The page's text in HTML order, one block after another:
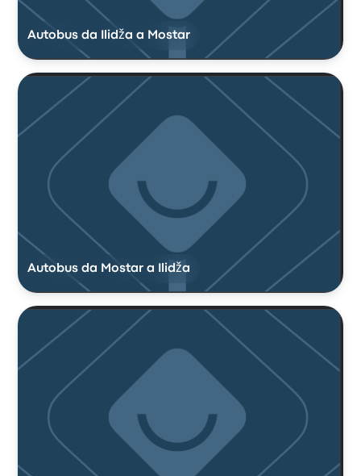
Autobus da Ilidža a Mostar
Autobus da Mostar a Ilidža